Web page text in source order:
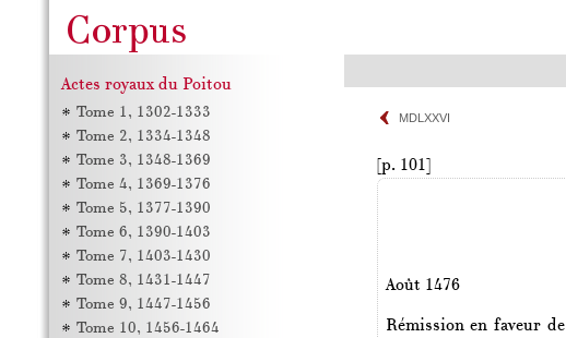
MDLXXVI
[p. 101]
Août 1476
Rémission en faveur
Actes royaux du Poitou
Tome 1, 1302-1333
Tome 2, 1334-1348
Tome 3, 1348-1369
Tome 4, 1369-1376
Tome 5, 1377-1390
Tome 6, 1390-1403
Tome 7, 1403-1430
Tome 8, 1431-1447
Tome 9, 1447-1456
Tome 10, 1456-1464